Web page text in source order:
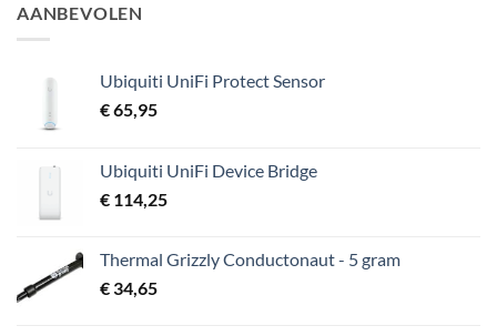
AANBEVOLEN
Ubiquiti UniFi Protect Sensor
€65,95
Ubiquiti UniFi Device Bridge
€ 114,25
Thermal Grizzly Conductonaut - 5 gram
€ 34,65